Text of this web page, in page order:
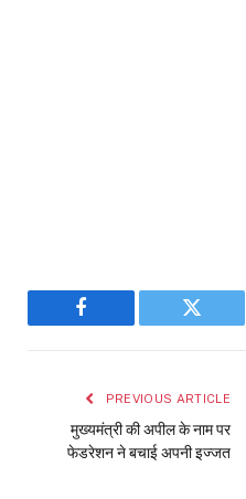
Facebook Twitter
PREVIOUS ARTICLE
मुख्यमंत्री की अपील के नाम पर
फेडरेशन ने बचाई अपनी इज्जत